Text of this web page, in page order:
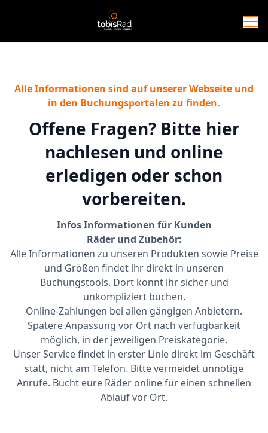
Alle Informationen sind auf unserer Webseite und
in den Buchungsportalen zu finden.
Offene Fragen? Bitte hier
nachlesen und online
erledigen oder schon
vorbereiten.
Infos Informationen für Kunden
Räder und Zubehör:
Alle Informationen zu unseren Produkten sowie Preise
und Größen findet ihr direkt in unseren
Buchungstools. Dort könnt ihr sicher und
unkompliziert buchen.
Online-Zahlungen bei allen gängigen Anbietern.
Spätere Anpassung vor Ort nach verfügbarkeit
möglich, in der jeweiligen Preiskategorie.
Unser Service findet in erster Linie direkt im Geschäft
statt, nicht am Telefon. Bitte vermeidet unnötige
Anrufe. Bucht eure Räder online für einen schnellen
Ablauf vor Ort.